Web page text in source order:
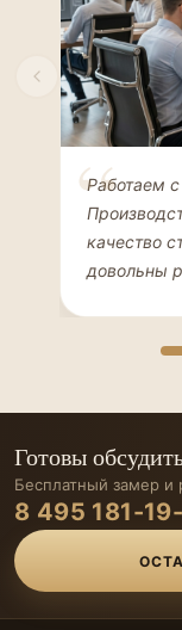
Елена
ДИЗАЙНЕР
Работаем
качество
довольны
Готовы
Бесплатный замер
8 495 181-